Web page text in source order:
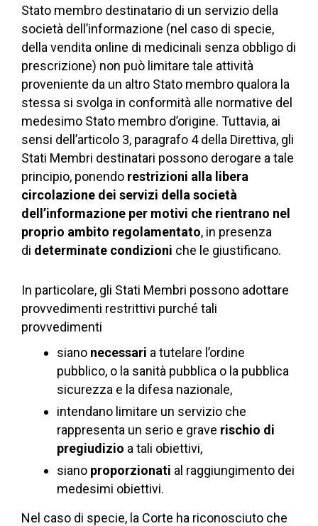
Stato membro destinatario di un servizio della
società dell’informazione (nel caso di specie,
della vendita online di medicinali senza obbligo di
prescrizione) non può limitare tale attività
proveniente da un altro Stato membro qualora la
stessa si svolga in conformità alle normative del
medesimo Stato membro d’origine. Tuttavia, ai
sensi dell’articolo 3, paragrafo 4 della Direttiva, gli
Stati Membri destinatari possono derogare a tale
principio, ponendo restrizioni alla libera
circolazione dei servizi della società
dell’informazione per motivi che rientrano nel
proprio ambito regolamentato, in presenza
di determinate condizioni che le giustificano.
In particolare, gli Stati Membri possono adottare
provvedimenti restrittivi purché tali
provvedimenti
siano necessari a tutelare l’ordine
pubblico, o la sanità pubblica o la pubblica
sicurezza e la difesa nazionale,
intendano limitare un servizio che
rappresenta un serio e grave rischio di
pregiudizio a tali obiettivi,
siano proporzionati al raggiungimento dei
medesimi obiettivi.
Nel caso di specie, la Corte ha riconosciuto che